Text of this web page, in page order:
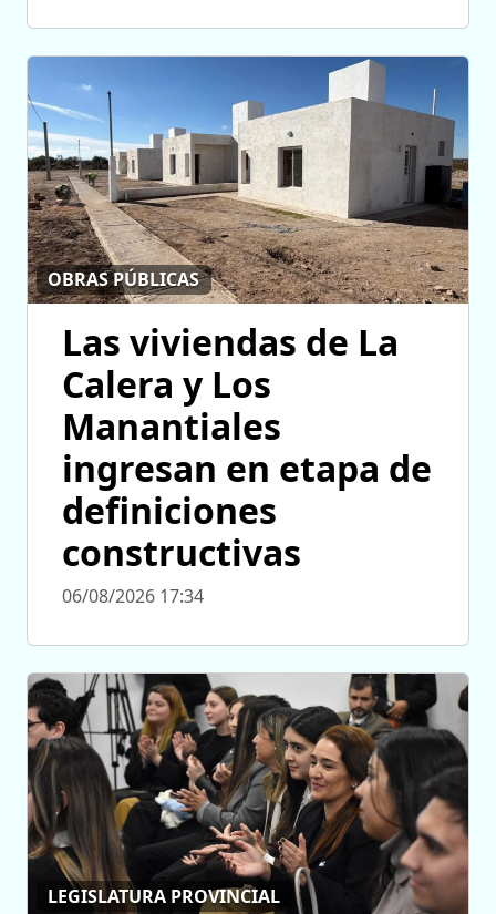
OBRAS PÚBLICAS
Las viviendas de La
Calera y Los
Manantiales
ingresan en etapa de
definiciones
constructivas
06/08/2026 17:34
LEGISLATURA PROVINCIAL